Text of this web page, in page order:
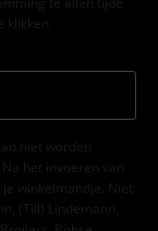
niet worden
het invoeren van
winkelmandje. Niet
(Till) Lindemann,